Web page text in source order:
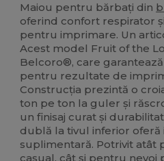
Maiou pentru bărbați din
oferind confort respirator
pentru imprimare. Un
Acest model Fruit of the
Belcoro®, care
pentru rezultate de
Construcția prezintă o
ton pe ton la guler și
un finisaj curat și
dublă la tivul inferior
suplimentară. Potrivit atât
casual, cât și pentru nevoi